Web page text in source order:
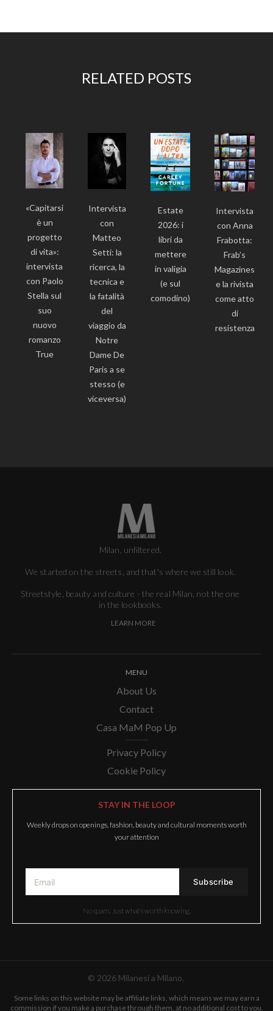
RELATED POSTS
«Capitarsi
è un
progetto
di vita»:
intervista
con Paolo
Stella sul
suo
nuovo
romanzo
True
Intervista
con
Matteo
Setti: la
ricerca, la
tecnica e
la fatalità
del
viaggio da
Notre
Dame De
Paris a se
stesso (e
viceversa)
Estate
2026: i
libri da
mettere
in valigia
(e sul
comodino)
Intervista
con Anna
Frabotta:
Frab’s
Magazines
e la rivista
come atto
di
resistenza
Milan, unfiltered.
We started on the streets, and that's where we still look.
Streetstyle, beauty and culture - the real Milan, not the one
in the lookbooks.
LEARN MORE
MENU
About Us
Contact
Casa MaM Pop Up
Privacy Policy
Cookie Policy
STAY IN THE LOOP
Weekly drops on openings, fashion, beauty and cultural moments worth
your attention
No spam. Just what’s worth knowing.
© 2026 Milanesi a Milano.
Some links on this website may be affiliate links, which means we may earn a
commission if you make a purchase through them, at no additional cost to you.